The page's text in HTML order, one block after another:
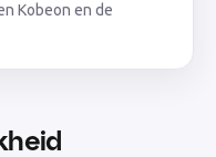
Kobeon en de